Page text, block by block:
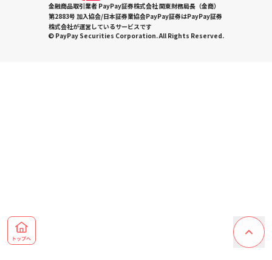
金融商品取引業者 PayPay証券株式会社 関東財務局長（金商）
第2883号 加入協会/日本証券業協会PayPay証券はPayPay証券
株式会社が運営しているサービスです
© PayPay Securities Corporation. All Rights Reserved.